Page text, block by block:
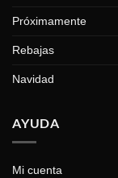
Próximamente
Rebajas
Navidad
AYUDA
Mi cuenta